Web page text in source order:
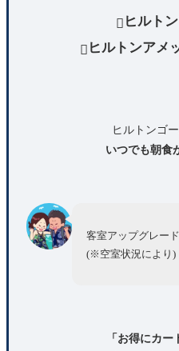
 ヒルト
 ヒルトンアメ
ヒルトンゴ
いつでも朝食
客室アップグレー
(※空室状況により)
「お得にカー